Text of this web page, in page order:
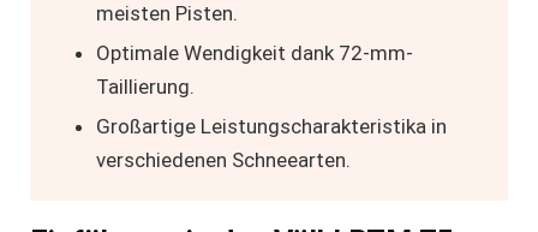
meisten Pisten.
Optimale Wendigkeit dank 72-mm-
Taillierung.
Großartige Leistungscharakteristika in
verschiedenen Schneearten.